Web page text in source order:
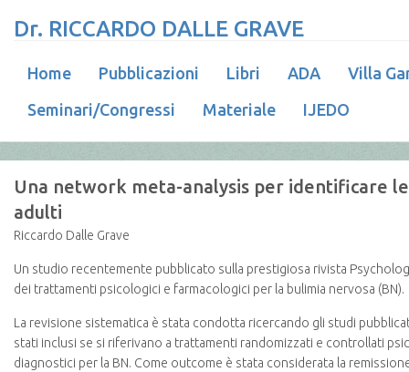
Dr. RICCARDO DALLE GRAVE
Home Pubblicazioni Libri ADA
Villa
Seminari/Congressi
Materiale IJEDO
Una network meta-analysis per identificare
adulti
Riccardo Dalle Grave
Un studio recentemente pubblicato sulla prestigiosa rivista
dei trattamenti psicologici e farmacologici per la bulimia nervosa (BN).
La revisione sistematica è stata condotta ricercando gli studi
stati inclusi se si riferivano a trattamenti randomizzati e controllati
diagnostici per la BN. Come outcome è stata considerata la